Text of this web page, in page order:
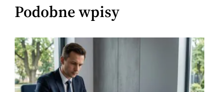
Podobne wpisy